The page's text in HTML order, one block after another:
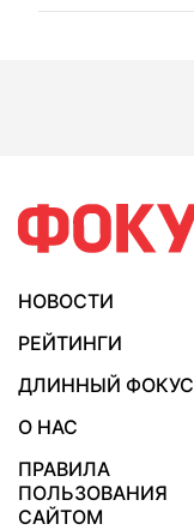
НОВОСТИ
РЕЙТИНГИ
ДЛИННЫЙ ФОКУС
О НАС
ПРАВИЛА
ПОЛЬЗОВАНИЯ
САЙТОМ